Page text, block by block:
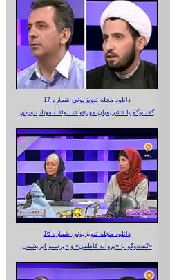
دانلود مجله تلویزیونی شماره 17
گفت‌وگو با «شریفیان مهر»‌و «دلنوا» / مهتاب‌نوردی
دانلود مجله تلویزیونی شماره 16
گفت‌وگو با «پروانه کاظمی» و «پرستو‌ ابریشمی»